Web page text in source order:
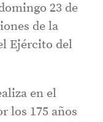
23 de
de la
Ejército del
en el
los 175 años